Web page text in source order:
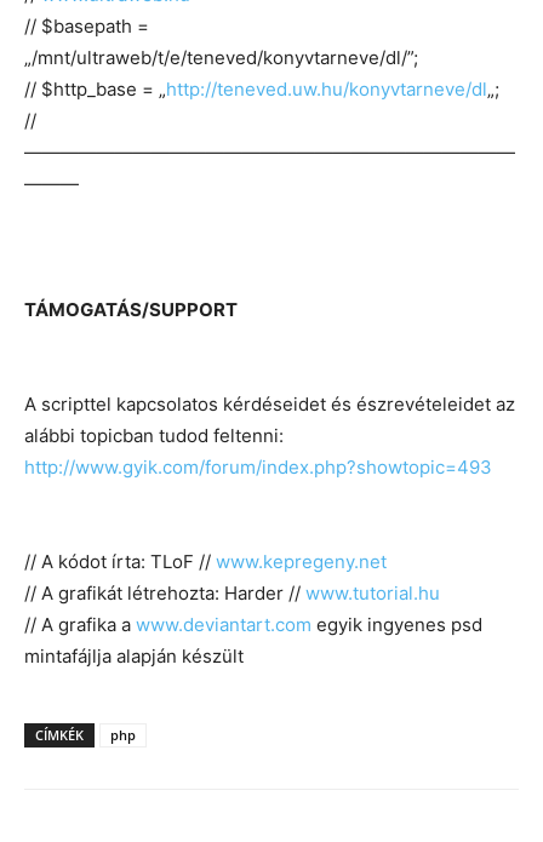
// $basepath =
„/mnt/ultraweb/t/e/teneved/konyvtarneve/dl/”;
// $http_base = „http://teneved.uw.hu/konyvtarneve/dl„;
//
———————————————————————————
———
TÁMOGATÁS/SUPPORT
A scripttel kapcsolatos kérdéseidet és észrevételeidet az
alábbi topicban tudod feltenni:
http://www.gyik.com/forum/index.php?showtopic=493
// A kódot írta: TLoF // www.kepregeny.net
// A grafikát létrehozta: Harder // www.tutorial.hu
// A grafika a www.deviantart.com egyik ingyenes psd
mintafájlja alapján készült
CÍMKÉK php